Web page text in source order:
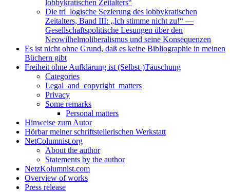
lobbykratischen Zeitalters“
Die tri_logische Sezierung des lobbykratischen
Zeitalters, Band III: „Ich stimme nicht zu!“ —
Gesellschaftspolitische Lesungen über den
Neowilhelmoliberalismus und seine Konsequenzen
Es ist nicht ohne Grund, daß es keine Bibliographie in meinen
Büchern gibt
Freiheit ohne Aufklärung ist (Selbst-)Täuschung
Categories
Legal_and_copyright_matters
Privacy
Some remarks
Personal matters
Hinweise zum Autor
Hörbar meiner schriftstellerischen Werkstatt
NetColumnist.org
About the author
Statements by the author
NetzKolumnist.com
Overview of works
Press release